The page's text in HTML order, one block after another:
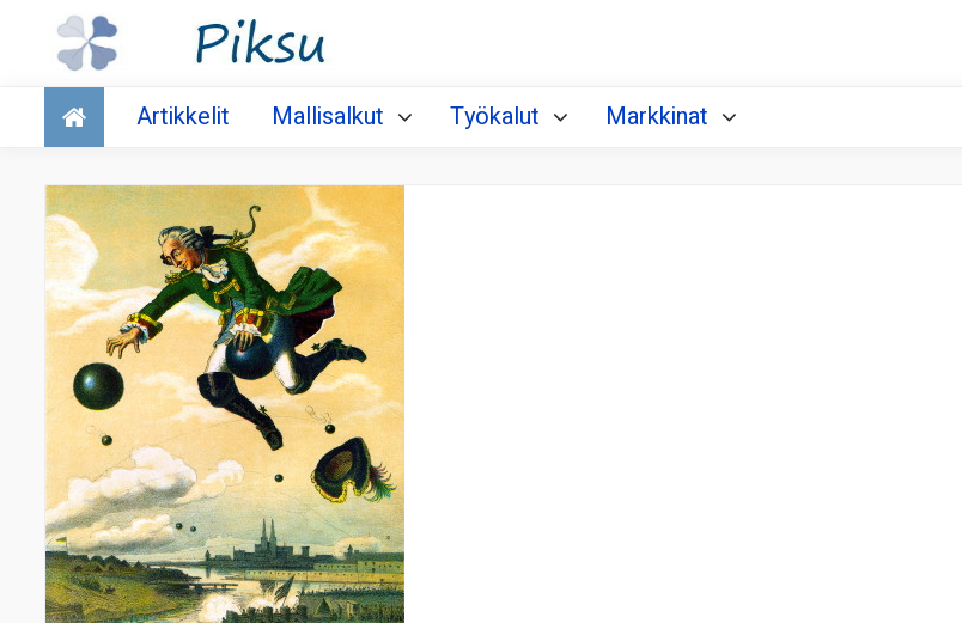
Talous
Artikkelit Mallisalkut Työkalut Markkinat